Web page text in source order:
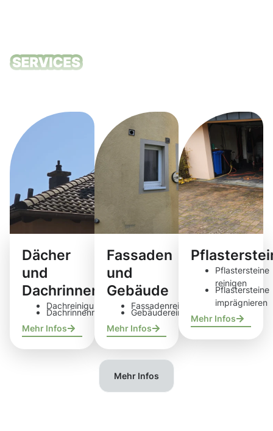
Dächer
und
Dachrinnen
Dachreinigung
Dachrinnenreinigung
Mehr Infos
Fassaden
und
Gebäude
Fassadenreinigung
Gebäudereinigung
Mehr Infos
Pflastersteine
reinigen
Pflastersteine
imprägnieren
Mehr Infos
Mehr Infos